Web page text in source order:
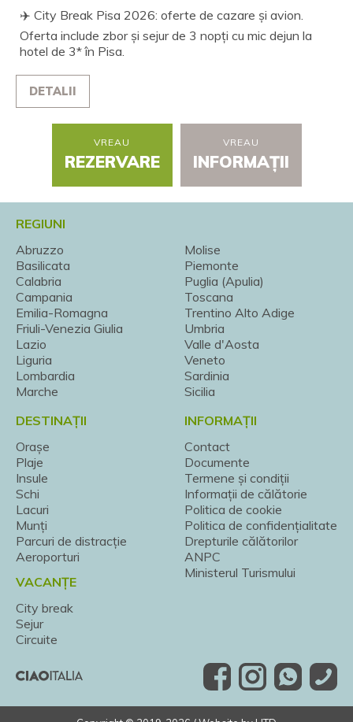
✈️ City Break Pisa 2026: oferte de cazare și avion.
Oferta include zbor și sejur de 3 nopți cu mic dejun la
hotel de 3* în Pisa.
DETALII
VREAU
REZERVARE
VREAU
INFORMAȚII
REGIUNI
Abruzzo
Basilicata
Calabria
Campania
Emilia-Romagna
Friuli-Venezia Giulia
Lazio
Liguria
Lombardia
Marche
Molise
Piemonte
Puglia (Apulia)
Toscana
Trentino Alto Adige
Umbria
Valle d'Aosta
Veneto
Sardinia
Sicilia
DESTINAȚII
Orașe
Plaje
Insule
Schi
Lacuri
Munți
Parcuri de distracție
Aeroporturi
VACANȚE
City break
Sejur
Circuite
INFORMAȚII
Contact
Documente
Termene și condiții
Informații de călătorie
Politica de cookie
Politica de confidențialitate
Drepturile călătorilor
ANPC
Ministerul Turismului